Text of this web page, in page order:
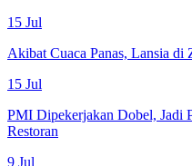
15 Jul
Akibat Cuaca Panas, Lansia
15 Jul
PMI Dipekerjakan Dobel, Jadi
Restoran
9 Jul